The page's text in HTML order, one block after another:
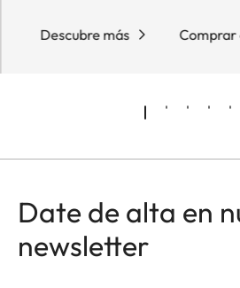
Descubre más Comprar
Date de alta en
newsletter